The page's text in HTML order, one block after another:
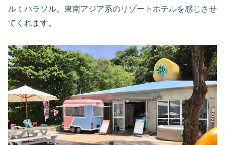
ルｔパラソル。東南アジア系のリゾートホテルを感じさせ
てくれます。